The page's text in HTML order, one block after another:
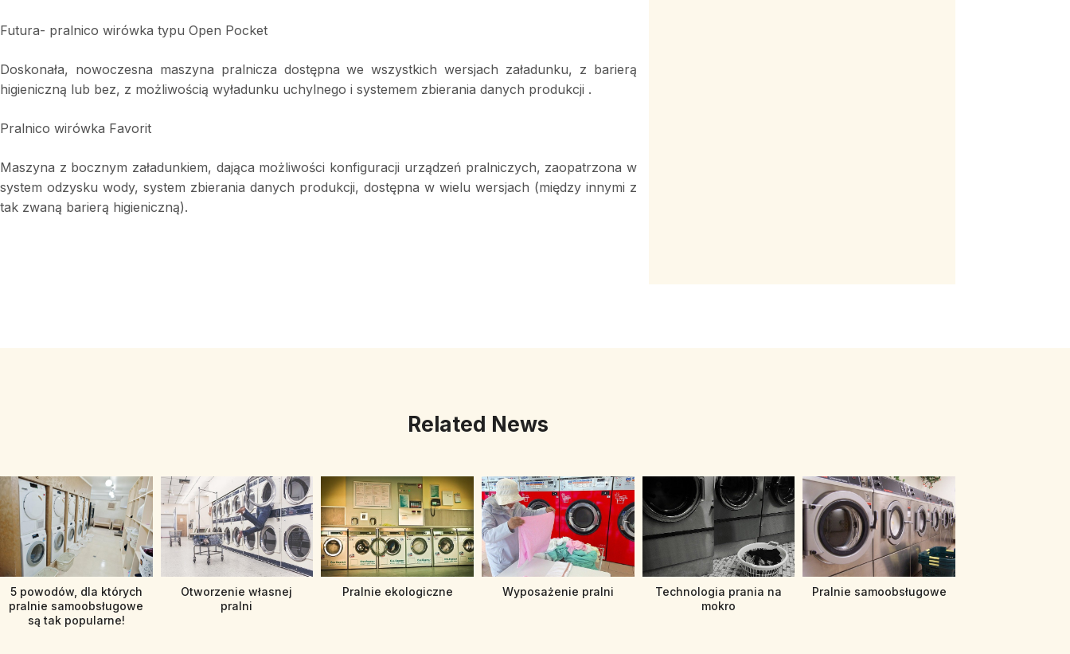
Futura- pralnico wirówka typu Open Pocket
Doskonała, nowoczesna maszyna pralnicza dostępna we wszystkich wersjach załadunku, z barierą
higieniczną lub bez, z możliwością wyładunku uchylnego i systemem zbierania danych produkcji .
Pralnico wirówka Favorit
Maszyna z bocznym załadunkiem, dająca możliwości konfiguracji urządzeń pralniczych, zaopatrzona w
system odzysku wody, system zbierania danych produkcji, dostępna w wielu wersjach (między innymi z
tak zwaną barierą higieniczną).
Related News
5 powodów, dla których
pralnie samoobsługowe
są tak popularne!
Otworzenie własnej
pralni
Pralnie ekologiczne Wyposażenie pralni
Technologia prania na
mokro
Pralnie samoobsługowe